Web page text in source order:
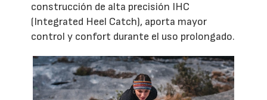
construcción de alta precisión IHC
(Integrated Heel Catch), aporta mayor
control y confort durante el uso prolongado.